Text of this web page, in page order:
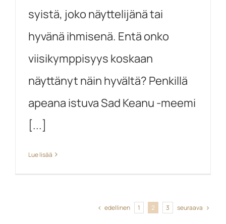
syistä, joko näyttelijänä tai
hyvänä ihmisenä. Entä onko
viisikymppisyys koskaan
näyttänyt näin hyvältä? Penkillä
apeana istuva Sad Keanu -meemi
[...]
Lue lisää
edellinen 1 2 3 seuraava